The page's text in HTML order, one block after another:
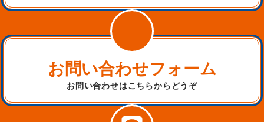
お問い合わせフォーム
お問い合わせはこちらからどうぞ